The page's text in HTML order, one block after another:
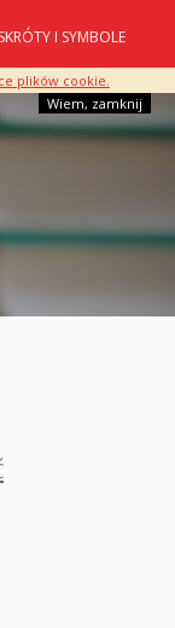
plików cookie.
Wiem, zamknij
SKRÓTY I SYMBOLE